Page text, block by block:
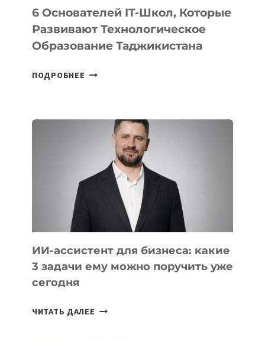
6 Основателей IT-Школ, Которые
Развивают Технологическое
Образование Таджикистана
ПОДРОБНЕЕ
КОТОРЫЕ
РАЗВИВАЮТ
ТЕХНОЛОГИЧЕСКОЕ
ОБРАЗОВАНИЕ
ТАДЖИКИСТАНА
ИИ-ассистент для бизнеса: какие
3 задачи ему можно поручить уже
сегодня
ЧИТАТЬ ДАЛЕЕ ИИ-